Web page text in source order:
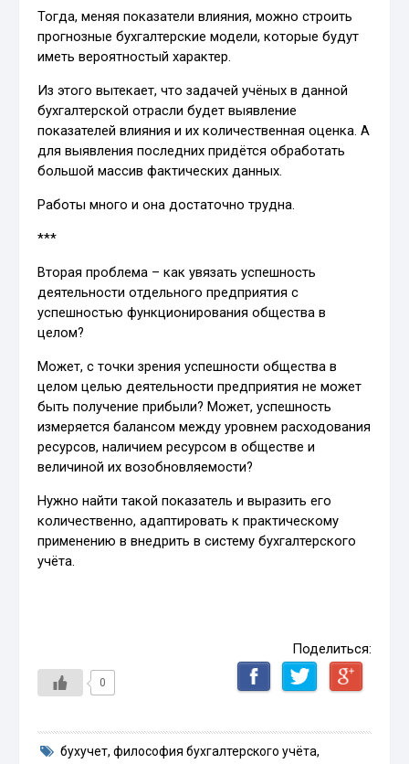
Тогда, меняя показатели влияния, можно строить
прогнозные бухгалтерские модели, которые будут
иметь вероятностый характер.
Из этого вытекает, что задачей учёных в данной
бухгалтерской отрасли будет выявление
показателей влияния и их количественная оценка. А
для выявления последних придётся обработать
большой массив фактических данных.
Работы много и она достаточно трудна.
***
Вторая проблема – как увязать успешность
деятельности отдельного предприятия с
успешностью функционирования общества в
целом?
Может, с точки зрения успешности общества в
целом целью деятельности предприятия не может
быть получение прибыли? Может, успешность
измеряется балансом между уровнем расходования
ресурсов, наличием ресурсом в обществе и
величиной их возобновляемости?
Нужно найти такой показатель и выразить его
количественно, адаптировать к практическому
применению в внедрить в систему бухгалтерского
учёта.
Поделиться:
0
бухучет, философия бухгалтерского учёта,